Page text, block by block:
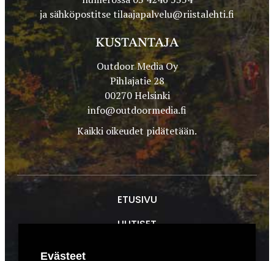
ja sähköpostitsetilaajapalvelu@riistalehti.fi
KUSTANTAJA
Outdoor Media Oy
Pihlajatie 28
00270 Helsinki
info@outdoormedia.fi
Kaikki oikeudet pidätetään.
ETUSIVU
UUTISET
Evästeet